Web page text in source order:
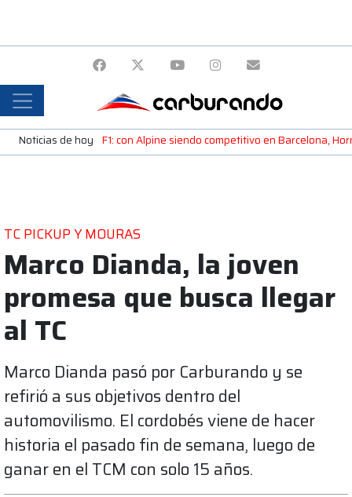
Noticias de hoy F1: con Alpine siendo competitivo en Barcelona,
TC PICKUP Y MOURAS
Marco Dianda, la joven
promesa que busca llegar
al TC
Marco Dianda pasó por Carburando y se
refirió a sus objetivos dentro del
automovilismo. El cordobés viene de hacer
historia el pasado fin de semana, luego de
ganar en el TCM con solo 15 años.